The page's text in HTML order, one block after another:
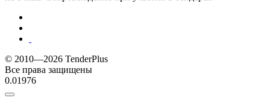
© 2010—2026 TenderPlus
Все права защищены
0.01976